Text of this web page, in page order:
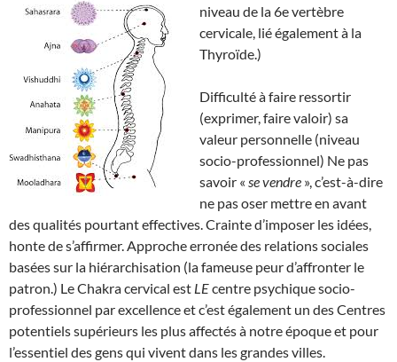
niveau de la 6e vertèbre
cervicale, lié également à la
Thyroïde.)
Difficulté à faire ressortir
(exprimer, faire valoir) sa
valeur personnelle (niveau
socio-professionnel) Ne pas
savoir « se vendre », c’est-à-dire
ne pas oser mettre en avant
des qualités pourtant effectives. Crainte d’imposer les idées,
honte de s’affirmer. Approche erronée des relations sociales
basées sur la hiérarchisation (la fameuse peur d’affronter le
patron.) Le Chakra cervical est LEcentre psychique socio-
professionnel par excellence et c’est également un des Centres
potentiels supérieurs les plus affectés à notre époque et pour
l’essentiel des gens qui vivent dans les grandes villes.